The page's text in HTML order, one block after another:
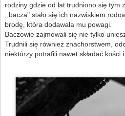
rodziny gdzie od lat trudniono się tym
,,bacza" stało się ich nazwiskiem
brodę, która dodawała mu powagi.
Baczowie zajmowali się nie tylko
Trudnili się również znachorstwem,
niektórzy potrafili nawet składać kości